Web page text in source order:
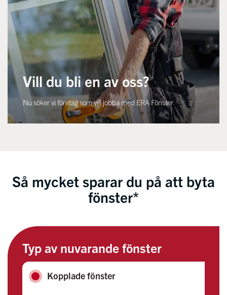
Vill du bli en av oss?
Nu söker vi företag som vill jobba med ERA Fönster
Så mycket sparar du på att byta
fönster*
Typ av nuvarande fönster
Kopplade fönster